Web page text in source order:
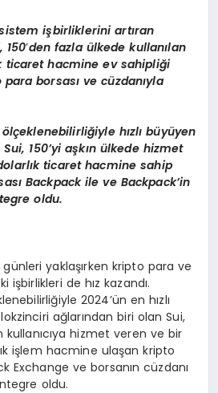
işbirliklerini artıran
150’den fazla ülkede kullanılan
ticaret hacmine ev sahipliği
para borsasıve cüzdanıyla
ölçeklenebilirliğiyle hızlı büyüyen
150’yi aşkın ülkede hizmet
ticaret hacmine sahip
Backpackile ve Backpack’in
oldu.
günleri yaklaşırken kripto para ve
işbirlikleri de hız kazandı.
2024’ün en hızlı
ağlarından biri olan Sui,
kullanıcıya hizmet veren ve bir
işlem hacmine ulaşan kripto
Exchange ve borsanın cüzdanı
oldu.